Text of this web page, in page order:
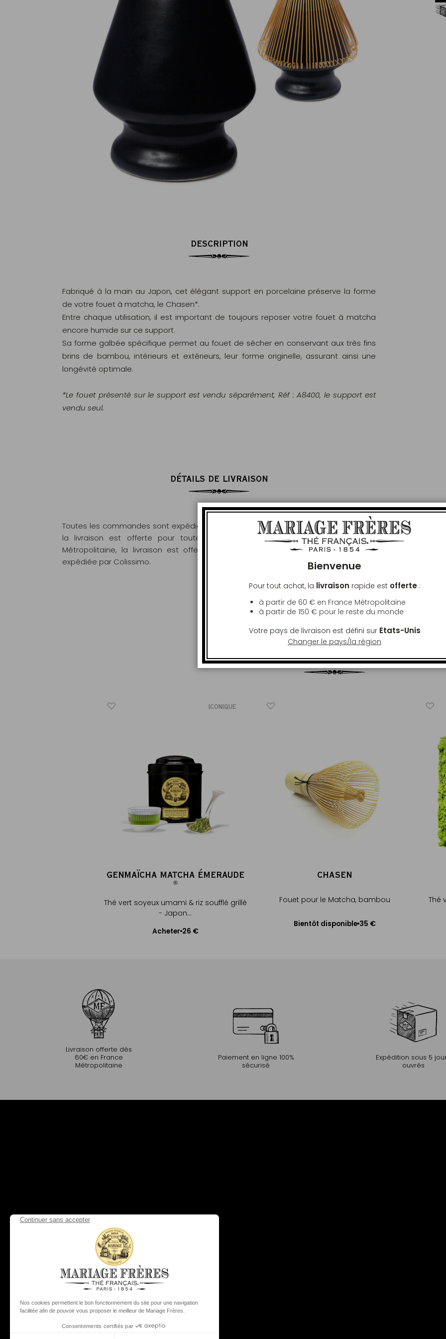
Paiement en ligne 100% sécurisé
MasterCard, CB, Visa, PayPal
Livraison offerte dès 60€ d'achats
en France Métropolitaine
DESCRIPTION
Fabriqué à la main au Japon, cet élégant support en porcelaine préserve la forme
de votre fouet à matcha, le Chasen*.
Entre chaque utilisation, il est important de toujours reposer votre fouet à matcha
encore humide sur ce support.
Sa forme galbée spécifique permet au fouet de sécher en conservant aux très fins
brins de bambou, intérieurs et extérieurs, leur forme originelle, assurant ainsi une
longévité optimale.
*Le fouet présenté sur le support est vendu séparément, Réf : A8400, le support est
vendu seul.
DÉTAILS DE LIVRAISON
Toutes les commandes sont expédiées sous 48h ouvrées. En France Métropolitaine,
la livraison est offerte pour toute commande de plus de 60€. Hors France
Métropolitaine, la livraison est offerte pour toute commande de plus de 150€,
expédiée par Colissimo.
VOUS AIMEREZ AUSSI
ICONIQUE
GENMAÏCHA MATCHA ÉMERAUDE
®
Thé vert soyeux umami & riz soufflé grillé
- Japon...
Acheter 26 €
CHASEN
Fouet pour le Matcha, bambou
Bientôt disponible 35 €
Thé
Livraison offerte dès
60€ en France
Métropolitaine
Paiement en ligne 100%
sécurisé
Expédition sous 5
ouvrés
Bienvenue
Pour tout achat, la livraison rapide est offerte:
à partir de 60 € en France Métropolitaine
à partir de 150 € pour le reste du monde
Votre pays de livraison est défini sur Etats-Unis
Changer le pays/la région